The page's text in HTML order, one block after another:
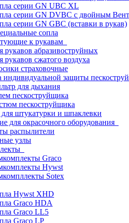
серии GN UBC XL
серии GN DVBC с двойным
серии GN GBC (вставки в рукав)
сопла
к рукавам
рукавов абразивоструйных
рукавов сжатого воздуха
страховочные
индивидуальной защиты
для дыхания
пескоструйщика
пескоструйщика
штукатурки и шпаклевки
для окрасочного оборудования
распылители
узлы
Graco
Hywst
Sotex
Hywst XHD
Graco HDA
Graco LL5
Graco LP